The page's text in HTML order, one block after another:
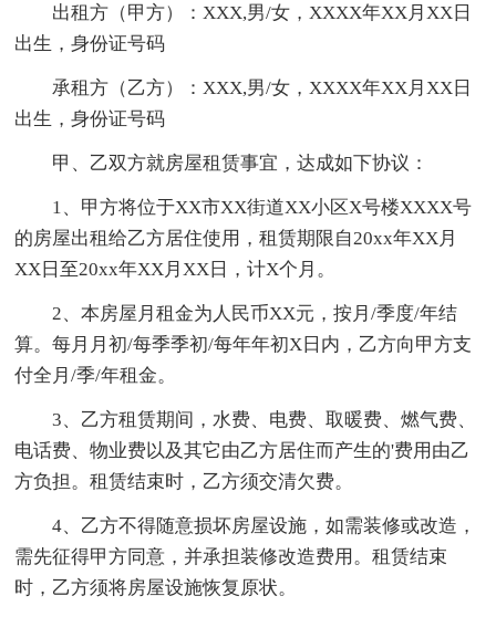
出租方（甲方）：XXX,男/女，XXXX年XX月XX日
出生，身份证号码
承租方（乙方）：XXX,男/女，XXXX年XX月XX日
出生，身份证号码
甲、乙双方就房屋租赁事宜，达成如下协议：
1、甲方将位于XX市XX街道XX小区X号楼XXXX号
的房屋出租给乙方居住使用，租赁期限自20xx年XX月
XX日至20xx年XX月XX日，计X个月。
2、本房屋月租金为人民币XX元，按月/季度/年结
算。每月月初/每季季初/每年年初X日内，乙方向甲方支
付全月/季/年租金。
3、乙方租赁期间，水费、电费、取暖费、燃气费、
电话费、物业费以及其它由乙方居住而产生的'费用由乙
方负担。租赁结束时，乙方须交清欠费。
4、乙方不得随意损坏房屋设施，如需装修或改造，
需先征得甲方同意，并承担装修改造费用。租赁结束
时，乙方须将房屋设施恢复原状。